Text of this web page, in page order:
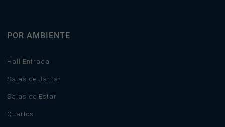
POR AMBIENTE
Hall Entrada
Salas de Jantar
Salas de Estar
Quartos